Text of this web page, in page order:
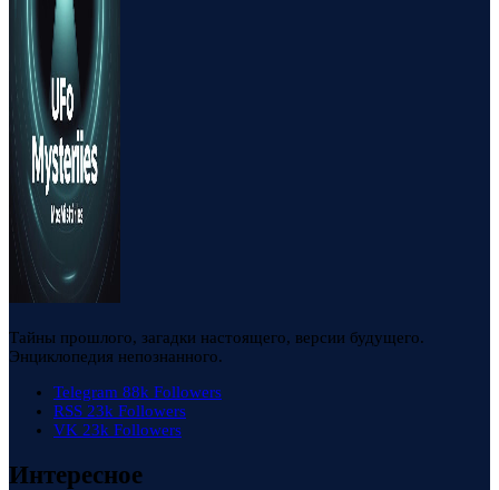
Тайны прошлого, загадки настоящего, версии будущего.
Энциклопедия непознанного.
Telegram 88k Followers
RSS 23k Followers
VK 23k Followers
Интересное